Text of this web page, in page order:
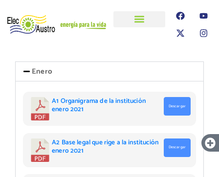
Enero
A1 Organigrama de la institución
enero 2021 Descargar
A2 Base legal que rige a la institución
enero 2021 Descargar